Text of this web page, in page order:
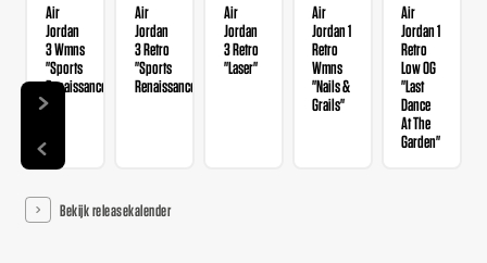
Air
Jordan
3 Wmns
"Sports
Renaissance"
Air
Jordan
3 Retro
"Sports
Renaissance"
Air
Jordan
3 Retro
"Laser"
Air
Jordan 1
Retro
Wmns
"Nails &
Grails"
Air
Jordan 1
Retro
Low OG
"Last
Dance
At The
Garden"
Bekijk releasekalender